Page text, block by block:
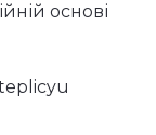
основі